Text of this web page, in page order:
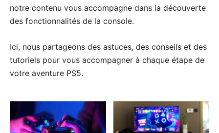
notre contenu vous accompagne dans la découverte
des fonctionnalités de la console.
Ici, nous partageons des astuces, des conseils et des
tutoriels pour vous accompagner à chaque étape de
votre aventure PS5.